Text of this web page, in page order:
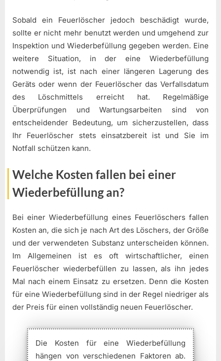
Sobald ein Feuerlöscher jedoch beschädigt wurde,
sollte er nicht mehr benutzt werden und umgehend zur
Inspektion und Wiederbefüllung gegeben werden. Eine
weitere Situation, in der eine Wiederbefüllung
notwendig ist, ist nach einer längeren Lagerung des
Geräts oder wenn der Feuerlöscher das Verfallsdatum
des Löschmittels erreicht hat. Regelmäßige
Überprüfungen und Wartungsarbeiten sind von
entscheidender Bedeutung, um sicherzustellen, dass
Ihr Feuerlöscher stets einsatzbereit ist und Sie im
Notfall schützen kann.
Welche Kosten fallen bei einer
Wiederbefüllung an?
Bei einer Wiederbefüllung eines Feuerlöschers fallen
Kosten an, die sich je nach Art des Löschers, der Größe
und der verwendeten Substanz unterscheiden können.
Im Allgemeinen ist es oft wirtschaftlicher, einen
Feuerlöscher wiederbefüllen zu lassen, als ihn jedes
Mal nach einem Einsatz zu ersetzen. Denn die Kosten
für eine Wiederbefüllung sind in der Regel niedriger als
der Preis für einen vollständig neuen Feuerlöscher.
Die Kosten für eine Wiederbefüllung
hängen von verschiedenen Faktoren ab.